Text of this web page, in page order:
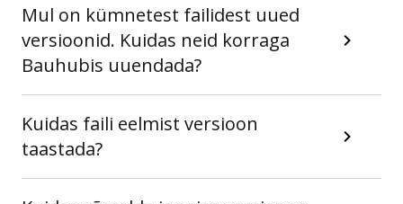
Mul on kümnetest failidest uued
versioonid. Kuidas neid korraga
Bauhubis uuendada?
Kuidas faili eelmist versioon
taastada?